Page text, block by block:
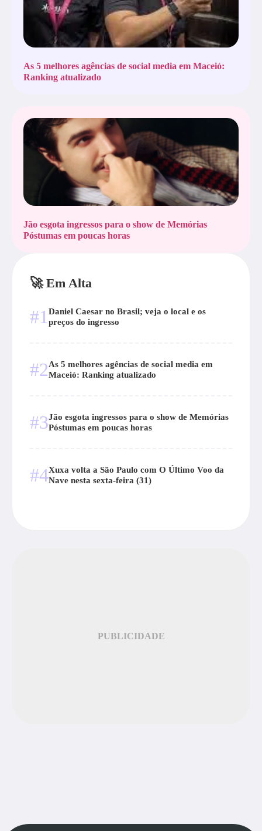
As 5 melhores agências de social media em Maceió:
Ranking atualizado
Jão esgota ingressos para o show de Memórias
Póstumas em poucas horas
🚀 Em Alta
#1 Daniel Caesar no Brasil; veja o local e os
preços do ingresso
#2As 5 melhores agências de social media em
Maceió: Ranking atualizado
#3Jão esgota ingressos para o show de Memórias
Póstumas em poucas horas
#4Xuxa volta a São Paulo com O Último Voo da
Nave nesta sexta-feira (31)
PUBLICIDADE